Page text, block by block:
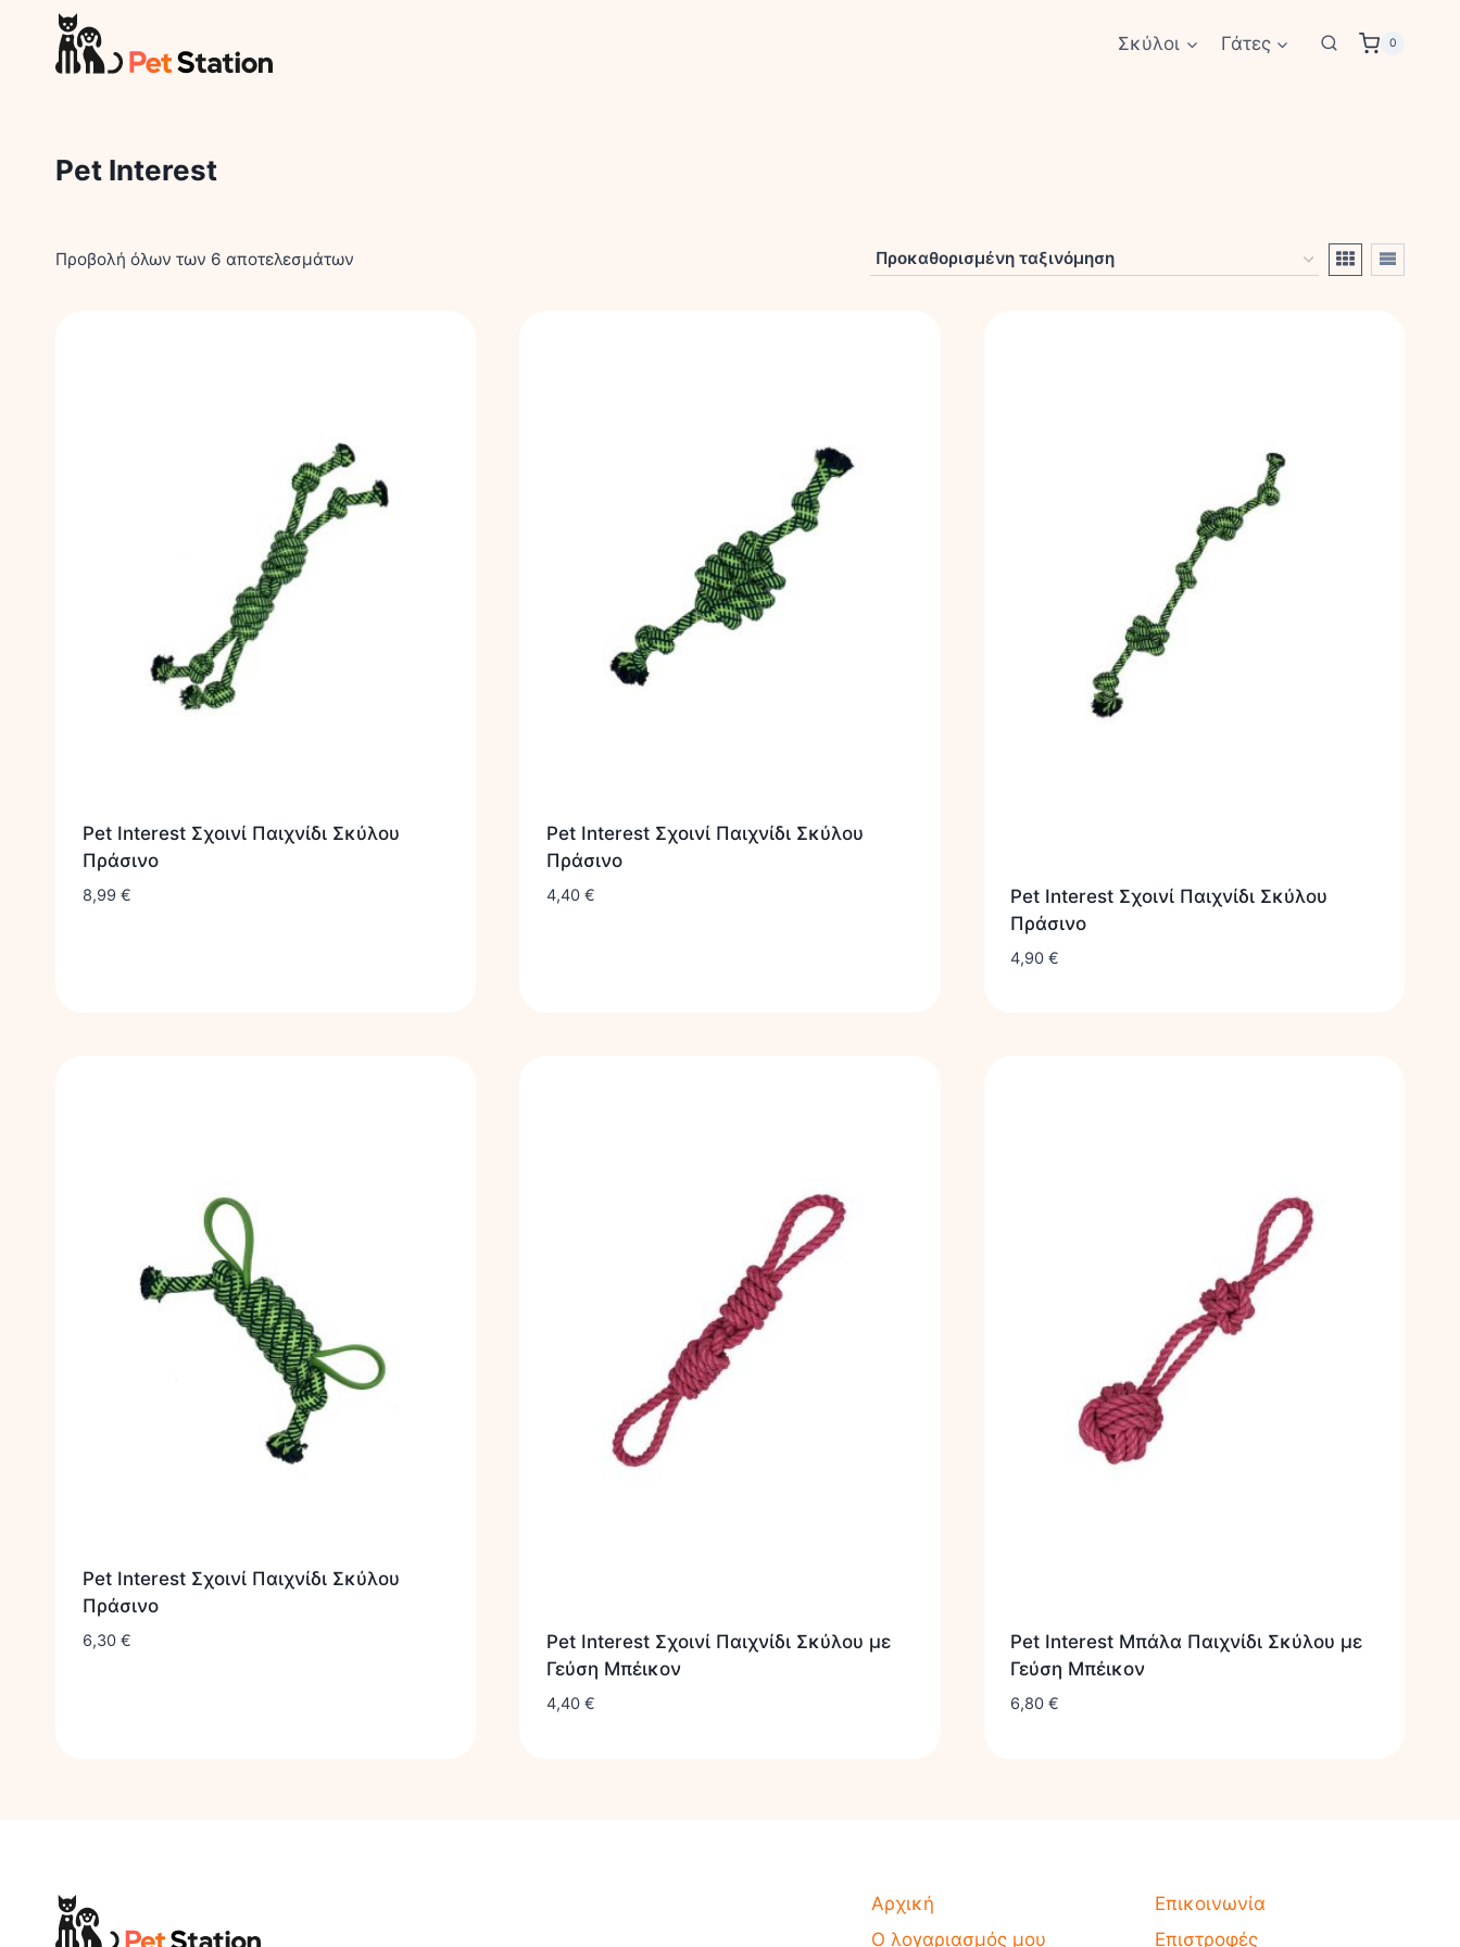
content
Σκύλοι Γάτες 0
Pet Interest
Προβολή όλων των 6 αποτελεσμάτων
Pet Interest Σχοινί Παιχνίδι Σκύλου
Πράσινο
8,99 €
Pet Interest Σχοινί Παιχνίδι Σκύλου
Πράσινο
4,40 €
Pet Interest Σχοινί Παιχνίδι Σκύλου
Πράσινο
4,90€
Pet Interest Σχοινί Παιχνίδι Σκύλου
Πράσινο
6,30 €
Pet Interest Σχοινί Παιχνίδι Σκύλου με
Γεύση Μπέικον
4,40 €
Pet Interest Μπάλα Παιχνίδι Σκύλου με
Γεύση Μπέικον
6,80€
Αρχική
Ο λογαριασμός μου
Επικοινωνία
Επιστροφές